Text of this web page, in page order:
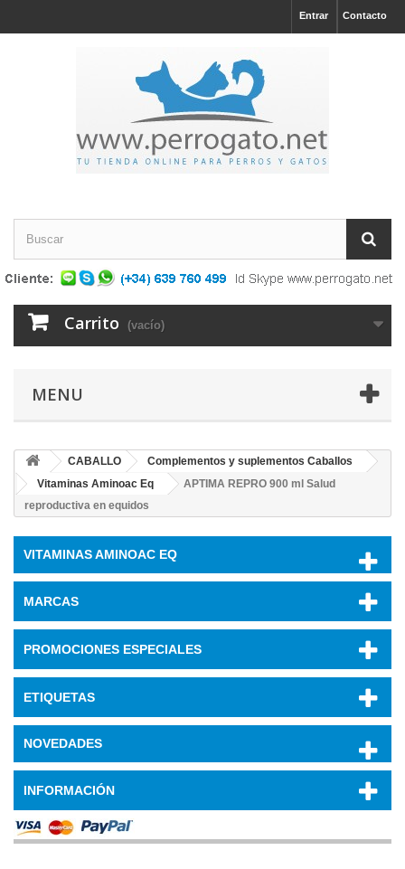
Contacto
Entrar
Carrito (vacío)
MENU
CABALLO
Complementos y suplementos Caballos
Vitaminas Aminoac Eq
APTIMA REPRO 900 ml Salud
reproductiva en equidos
VITAMINAS AMINOAC EQ
MARCAS
PROMOCIONES ESPECIALES
ETIQUETAS
NOVEDADES
INFORMACIÓN